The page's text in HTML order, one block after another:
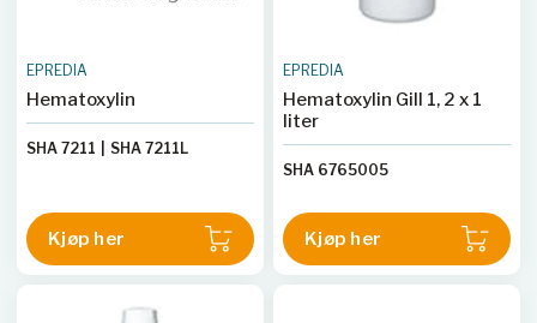
EPREDIA
Hematoxylin
SHA 7211 SHA 7211L
Kjøp her
EPREDIA
Hematoxylin Gill 1, 2 x 1
liter
SHA 6765005
Kjøp her